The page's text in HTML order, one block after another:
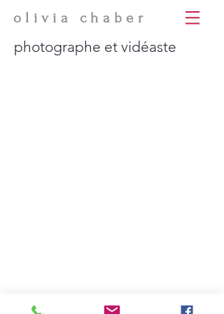
olivia chaber
photographe et vidéaste